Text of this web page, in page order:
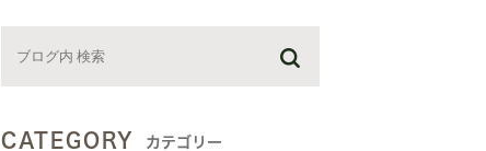
CATEGORY カテゴリー